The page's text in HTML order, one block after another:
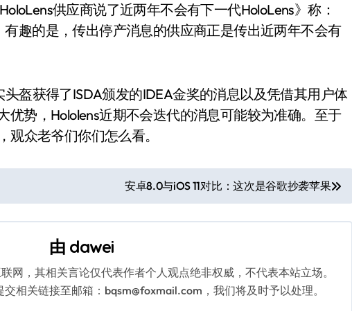
供应商说了近两年不会有下一代HoloLens》称：
趣的是，传出停产消息的供应商正是传出近两年不会有
盔获得了ISDA颁发的IDEA金奖的消息以及凭借其用户体
优势，Hololens近期不会迭代的消息可能较为准确。至于
众老爷们你们怎么看。
安卓8.0与iOS 11对比：这次是谷歌抄袭苹果
由 dawei
网，其相关言论仅代表作者个人观点绝非权威，不代表本站立场。
相关链接至邮箱：bqsm@foxmail.com，我们将及时予以处理。